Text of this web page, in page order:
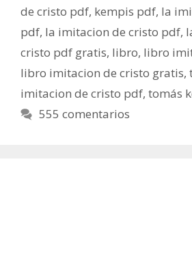
de cristo pdf, kempis pdf, la
pdf, la imitacion de cristo pdf,
cristo pdf gratis, libro, libro
libro imitacion de cristo gratis,
imitacion de cristo pdf, tomás
555 comentarios